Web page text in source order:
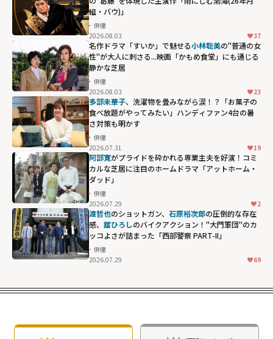
組・バウ)」
俳優
2026.08.03
37
名作ドラマ「すいか」で魅せる小林聡美の"普通の女
性"が大人に刺さる...映画「かもめ食堂」にも通じる
静かな芝居
俳優
2026.08.03
23
多部未華子、洗濯物を畳みながら涙！？「お菓子の
食べ放題がやってみたい」ハンディファン4台の暑
さ対策も明かす
俳優
2026.07.31
19
阿部寛がプライドを砕かれる専業主夫を好演！コミ
カルな芝居に注目のホームドラマ「アットホーム・
ダッド」
俳優
2026.07.29
2
渡哲也のショットガン、 石原裕次郎の圧倒的な存在
感、 舘ひろしのバイクアクション！"大門軍団"のカ
ッコよさが詰まった「西部警察 PART-II」
俳優
2026.07.29
69